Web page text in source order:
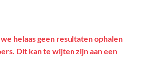
helaas geen resultaten ophalen
Dit kan te wijten zijn aan een